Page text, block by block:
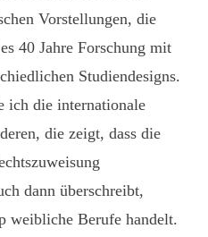
Vorstellungen, die
40 Jahre Forschung mit
Studiendesigns.
ich die internationale
die zeigt, dass die
dann überschreibt,
weibliche Berufe handelt.